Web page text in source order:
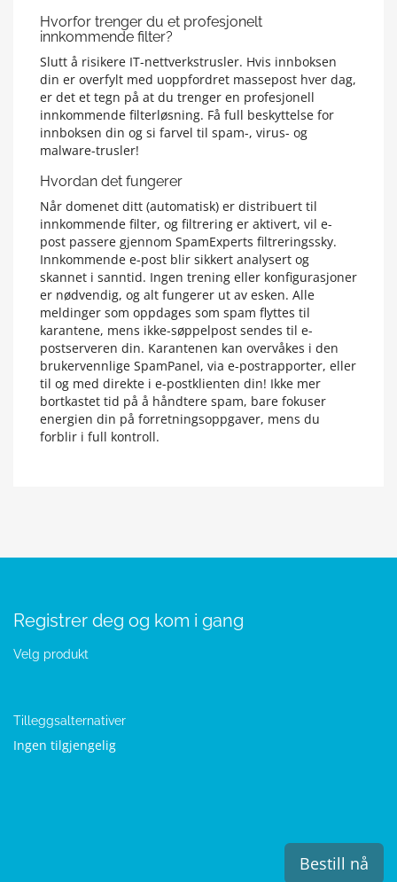
Hvorfor trenger du et profesjonelt
innkommende filter?
Slutt å risikere IT-nettverkstrusler. Hvis innboksen
din er overfylt med uoppfordret massepost hver dag,
er det et tegn på at du trenger en profesjonell
innkommende filterløsning. Få full beskyttelse for
innboksen din og si farvel til spam-, virus- og
malware-trusler!
Hvordan det fungerer
Når domenet ditt (automatisk) er distribuert til
innkommende filter, og filtrering er aktivert, vil e-
post passere gjennom SpamExperts filtreringssky.
Innkommende e-post blir sikkert analysert og
skannet i sanntid. Ingen trening eller konfigurasjoner
er nødvendig, og alt fungerer ut av esken. Alle
meldinger som oppdages som spam flyttes til
karantene, mens ikke-søppelpost sendes til e-
postserveren din. Karantenen kan overvåkes i den
brukervennlige SpamPanel, via e-postrapporter, eller
til og med direkte i e-postklienten din! Ikke mer
bortkastet tid på å håndtere spam, bare fokuser
energien din på forretningsoppgaver, mens du
forblir i full kontroll.
Registrer deg og kom i gang
Velg produkt
Tilleggsalternativer
Ingen tilgjengelig
Bestill nå